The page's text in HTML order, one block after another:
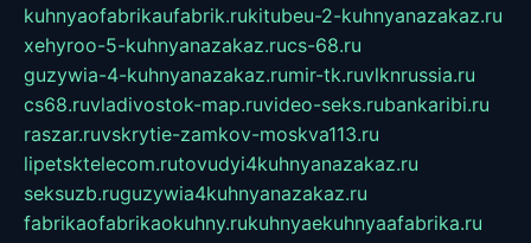
kuhnyaofabrikaufabrik.rukitubeu-2-kuhnyanazakaz.ru
xehyroo-5-kuhnyanazakaz.rucs-68.ru
guzywia-4-kuhnyanazakaz.rumir-tk.ruvlknrussia.ru
cs68.ruvladivostok-map.ruvideo-seks.rubankaribi.ru
raszar.ruvskrytie-zamkov-moskva113.ru
lipetsktelecom.rutovudyi4kuhnyanazakaz.ru
seksuzb.ruguzywia4kuhnyanazakaz.ru
fabrikaofabrikaokuhny.rukuhnyaekuhnyaafabrika.ru